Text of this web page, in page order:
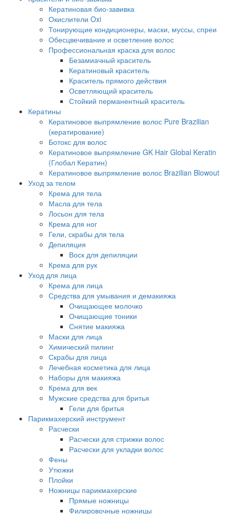
Кератиновая био-завивка
Окислители Oxi
Тонирующие кондиционеры, маски, муссы, спреи
Обесцвечивание и осветление волос
Профессиональная краска для волос
Безамиачный краситель
Кератиновый краситель
Краситель прямого действия
Осветляющий краситель
Стойкий перманентный краситель
Кератины
Кератиновое выпрямление волос Pure Brazilian
(кератирование)
Ботокс для волос
Кератиновое выпрямление GK Hair Global Keratin
(Глобал Кератин)
Кератиновое выпрямление волос Brazilian Blowout
Уход за телом
Крема для тела
Масла для тела
Лосьон для тела
Крема для ног
Гели, скрабы для тела
Депиляция
Воск для депиляции
Крема для рук
Уход для лица
Крема для лица
Средства для умывания и демакияжа
Очищающее молочко
Очищающие тоники
Снятие макияжа
Маски для лица
Химический пилинг
Скрабы для лица
Лечебная косметика для лица
Наборы для макияжа
Крема для век
Мужские средства для бритья
Гели для бритья
Парикмахерский инструмент
Расчески
Расчески для стрижки волос
Расчески для укладки волос
Фены
Утюжки
Плойки
Ножницы парикмахерские
Прямые ножницы
Филировочные ножницы